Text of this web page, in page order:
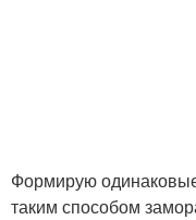
Формирую
таким способом